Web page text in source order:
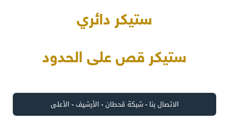
ستيكر دائري
ستيكر قص على الحدود
الاتصال بنا -شبكة قحطان- الأرشيف- الأعلى